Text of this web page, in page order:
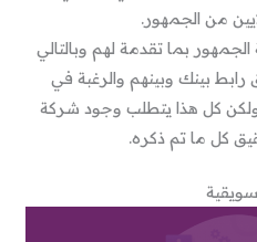
من الجمهور.
بما تقدمة لهم وبالتالي
بينك وبينهم والرغبة في
كل هذا يتطلب وجود شركة
كل ما تم ذكره.